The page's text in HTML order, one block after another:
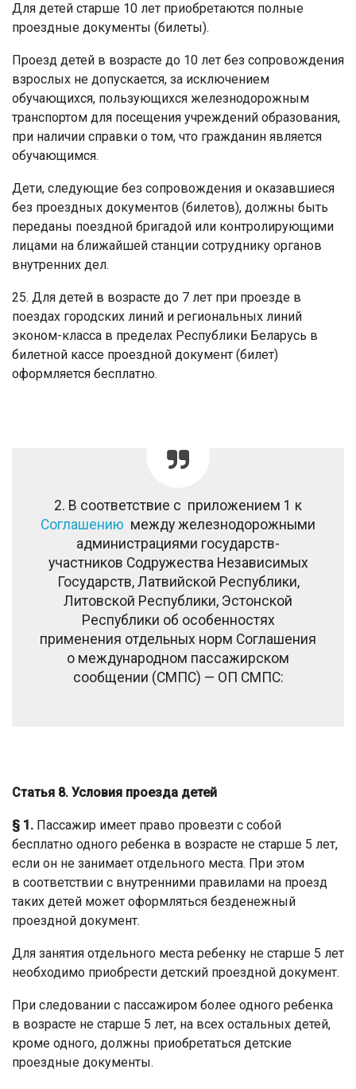
Для детей старше 10 лет приобретаются полные
проездные документы (билеты).
Проезд детей в возрасте до 10 лет без сопровождения
взрослых не допускается, за исключением
обучающихся, пользующихся железнодорожным
транспортом для посещения учреждений образования,
при наличии справки о том, что гражданин является
обучающимся.
Дети, следующие без сопровождения и оказавшиеся
без проездных документов (билетов), должны быть
переданы поездной бригадой или контролирующими
лицами на ближайшей станции сотруднику органов
внутренних дел.
25. Для детей в возрасте до 7 лет при проезде в
поездах городских линий и региональных линий
эконом-класса в пределах Республики Беларусь в
билетной кассе проездной документ (билет)
оформляется бесплатно.
2. В соответствие с приложением 1 к
Соглашению между железнодорожными
администрациями государств-
участников Содружества Независимых
Государств, Латвийской Республики,
Литовской Республики, Эстонской
Республики об особенностях
применения отдельных норм Соглашения
о международном пассажирском
сообщении (СМПС) — ОП СМПС:
Статья 8. Условия проезда детей
§ 1. Пассажир имеет право провезти с собой
бесплатно одного ребенка в возрасте не старше 5 лет,
если он не занимает отдельного места. При этом
в соответствии с внутренними правилами на проезд
таких детей может оформляться безденежный
проездной документ.
Для занятия отдельного места ребенку не старше 5 лет
необходимо приобрести детский проездной документ.
При следовании с пассажиром более одного ребенка
в возрасте не старше 5 лет, на всех остальных детей,
кроме одного, должны приобретаться детские
проездные документы.